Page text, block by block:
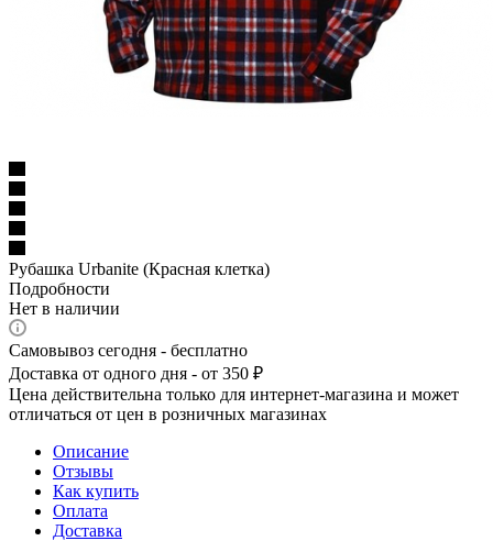
Рубашка Urbanite (Красная клетка)
Подробности
Нет в наличии
Самовывоз сегодня - бесплатно
Доставка от одного дня - от 350 ₽
Цена действительна только для интернет-магазина и может
отличаться от цен в розничных магазинах
Описание
Отзывы
Как купить
Оплата
Доставка